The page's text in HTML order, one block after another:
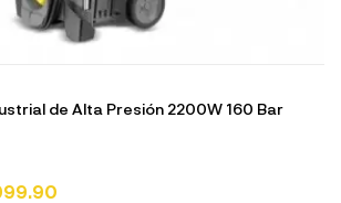
de Alta Presión 2200W 160 Bar